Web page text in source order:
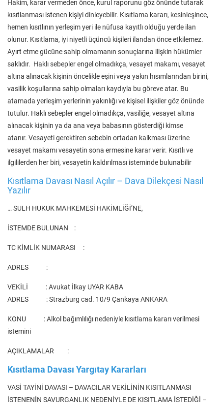
Hakim, karar vermeden önce, kurul raporunu göz önünde tutarak
kısıtlanması istenen kişiyi dinleyebilir. Kısıtlama kararı, kesinleşince,
hemen kısıtlının yerleşim yeri ile nüfusa kayıtlı olduğu yerde ilan
olunur. Kısıtlama, iyi niyetli üçüncü kişileri ilandan önce etkilemez.
Ayırt etme gücüne sahip olmamanın sonuçlarına ilişkin hükümler
saklıdır. Haklı sebepler engel olmadıkça, vesayet makamı, vesayet
altına alınacak kişinin öncelikle eşini veya yakın hısımlarından birini,
vasilik koşullarına sahip olmaları kaydıyla bu göreve atar. Bu
atamada yerleşim yerlerinin yakınlığı ve kişisel ilişkiler göz önünde
tutulur. Haklı sebepler engel olmadıkça, vasiliğe, vesayet altına
alınacak kişinin ya da ana veya babasının gösterdiği kimse
atanır. Vesayeti gerektiren sebebin ortadan kalkması üzerine
vesayet makamı vesayetin sona ermesine karar verir. Kısıtlı ve
ilgililerden her biri, vesayetin kaldırılması isteminde bulunabilir
Kısıtlama Davası Nasıl Açılır – Dava Dilekçesi Nasıl
Yazılır
… SULH HUKUK MAHKEMESİ HAKİMLİĞİ’NE,
İSTEMDE BULUNAN :
TC KİMLİK NUMARASI :
ADRES :
VEKİLİ : Avukat İlkay UYAR KABA
ADRES : Strazburg cad. 10/9 Çankaya ANKARA
KONU : Alkol bağımlılığı nedeniyle kısıtlama kararı verilmesi
istemini
AÇIKLAMALAR :
Kısıtlama Davası Yargıtay Kararları
VASİ TAYİNİ DAVASI – DAVACILAR VEKİLİNİN KISITLANMASI
İSTENENİN SAVURGANLIK NEDENİYLE DE KISITLAMA İSTEDİĞİ –